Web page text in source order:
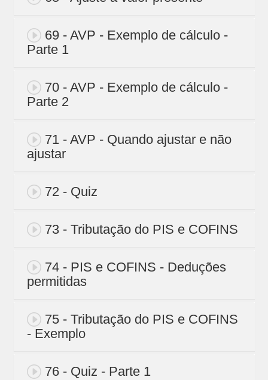
69 - AVP - Exemplo de cálculo -
Parte 1
70 - AVP - Exemplo de cálculo -
Parte 2
71 - AVP - Quando ajustar e não
ajustar
72 - Quiz
73 - Tributação do PIS e COFINS
74 - PIS e COFINS - Deduções
permitidas
75 - Tributação do PIS e COFINS
- Exemplo
76 - Quiz - Parte 1